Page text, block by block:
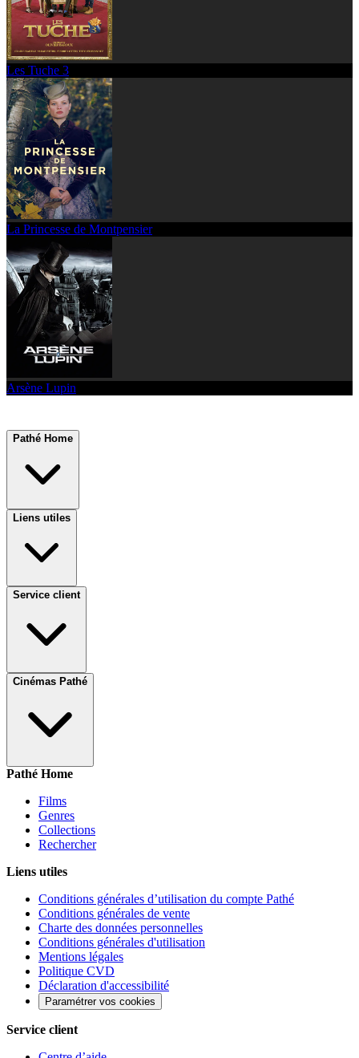
Les Tuche 3
La Princesse de Montpensier
Arsène Lupin
Pathé Home
Liens utiles
Service client
Cinémas Pathé
Pathé Home
Films
Genres
Collections
Rechercher
Liens utiles
Conditions générales d’utilisation du compte Pathé
Conditions générales de vente
Charte des données personnelles
Conditions générales d'utilisation
Mentions légales
Politique CVD
Déclaration d'accessibilité
Paramétrer vos cookies
Service client